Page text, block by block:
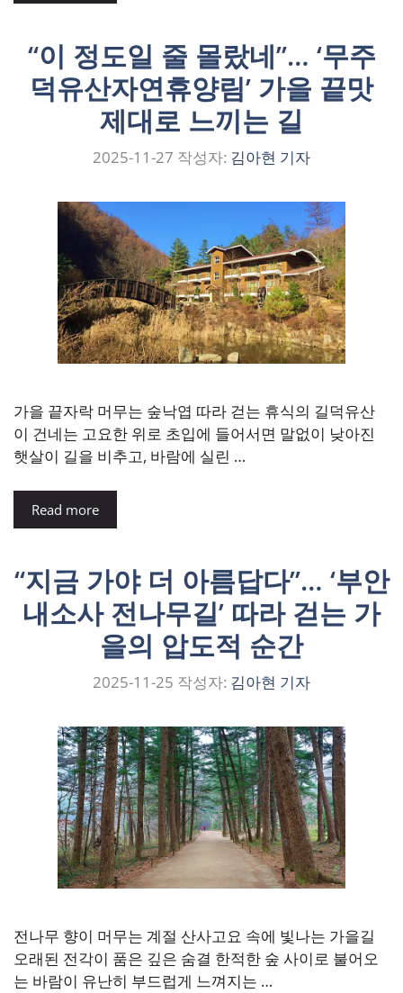
“이 정도일 줄 몰랐네”… ‘무주
덕유산자연휴양림’ 가을 끝맛
제대로 느끼는 길
2025-11-27 작성자: 김아현 기자
가을 끝자락 머무는 숲낙엽 따라 걷는 휴식의 길덕유산
이 건네는 고요한 위로 초입에 들어서면 말없이 낮아진
햇살이 길을 비추고, 바람에 실린 …
Read more
“지금 가야 더 아름답다”… ‘부안
내소사 전나무길’ 따라 걷는 가
을의 압도적 순간
2025-11-25 작성자: 김아현 기자
전나무 향이 머무는 계절 산사고요 속에 빛나는 가을길
오래된 전각이 품은 깊은 숨결 한적한 숲 사이로 불어오
는 바람이 유난히 부드럽게 느껴지는 …